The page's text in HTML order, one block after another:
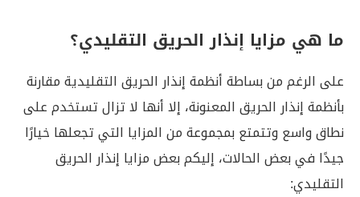
ما هي مزايا إنذار الحريق التقليدي؟
على الرغم من بساطة أنظمة إنذار الحريق التقليدية مقارنة
بأنظمة إنذار الحريق المعنونة، إلا أنها لا تزال تستخدم على
نطاق واسع وتتمتع بمجموعة من المزايا التي تجعلها خيارًا
جيدًا في بعض الحالات، إليكم بعض مزايا إنذار الحريق
التقليدي: